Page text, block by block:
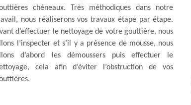
chéneaux. Très méthodiques dans notre
nous réaliserons vos travaux étape par étape.
d’effectuer le nettoyage de votre gouttière, nous
l’inspecter et s’il y a présence de mousse, nous
d’abord les démoussers puis effectuer le
cela afin d’éviter l’obstruction de vos